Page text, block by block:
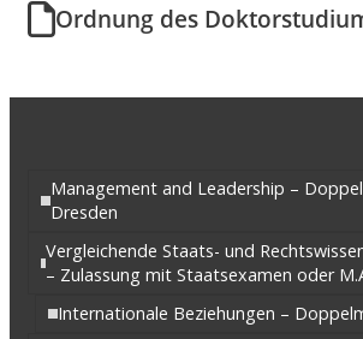
Ordnung des
Management and Leadership –
Dresden
Vergleichende Staats- und
– Zulassung mit Staatsexamen oder
Internationale Beziehungen –